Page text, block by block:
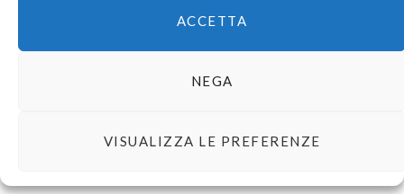
ACCETTA
NEGA
VISUALIZZA LE PREFERENZE
Un post condiviso da Francesca Crescentini (@tegamini)